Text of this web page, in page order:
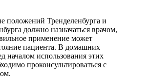
положений Тренделенбурга и
должно назначаться врачом,
применение может
пациента. В домашних
началом использования этих
проконсультироваться с